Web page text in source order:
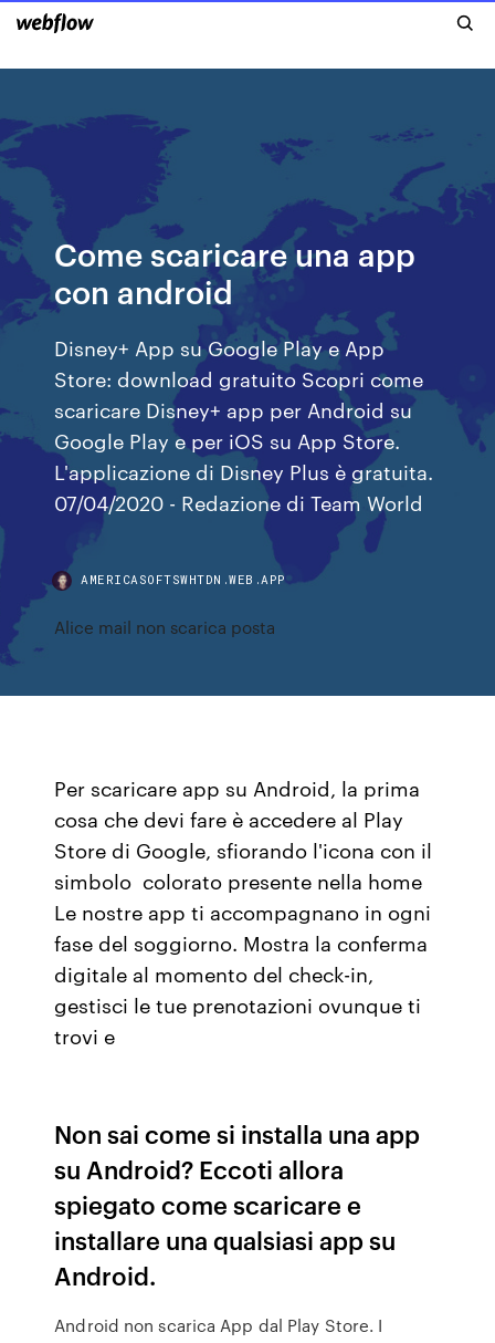
Come scaricare una app
con android
Disney+ App su Google Play e App
Store: download gratuito Scopri come
scaricare Disney+ app per Android su
Google Play e per iOS su App Store.
L'applicazione di Disney Plus è gratuita.
07/04/2020 - Redazione di Team World
AMERICASOFTSWHTDN.WEB.APP
Alice mail non scarica posta
Per scaricare app su Android, la prima
cosa che devi fare è accedere al Play
Store di Google, sfiorando l'icona con il
simbolo ︎ colorato presente nella home
Le nostre app ti accompagnano in ogni
fase del soggiorno. Mostra la conferma
digitale al momento del check-in,
gestisci le tue prenotazioni ovunque ti
trovi e
Non sai come si installa una app
su Android? Eccoti allora
spiegato come scaricare e
installare una qualsiasi app su
Android.
Android non scarica App dal Play Store. I